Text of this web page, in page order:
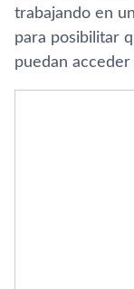
trabajando en
para posibilitar
puedan